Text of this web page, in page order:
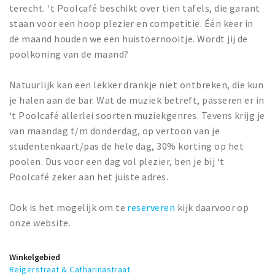
Toeristische routes
Natuurgebieden
Baroniepoorten
Privacy
Inloggen
terecht. ‘t Poolcafé beschikt over tien tafels, die garant
staan voor een hoop plezier en competitie. Één keer in
de maand houden we een huistoernooitje. Wordt jij de
poolkoning van de maand?
Natuurlijk kan een lekker drankje niet ontbreken, die kun
je halen aan de bar. Wat de muziek betreft, passeren er in
‘t Poolcafé allerlei soorten muziekgenres. Tevens krijg je
van maandag t/m donderdag, op vertoon van je
studentenkaart/pas de hele dag, 30% korting op het
poolen. Dus voor een dag vol plezier, ben je bij ‘t
Poolcafé zeker aan het juiste adres.
Ook is het mogelijk om te reserveren kijk daarvoor op
onze website.
Winkelgebied
Reigerstraat & Catharinastraat